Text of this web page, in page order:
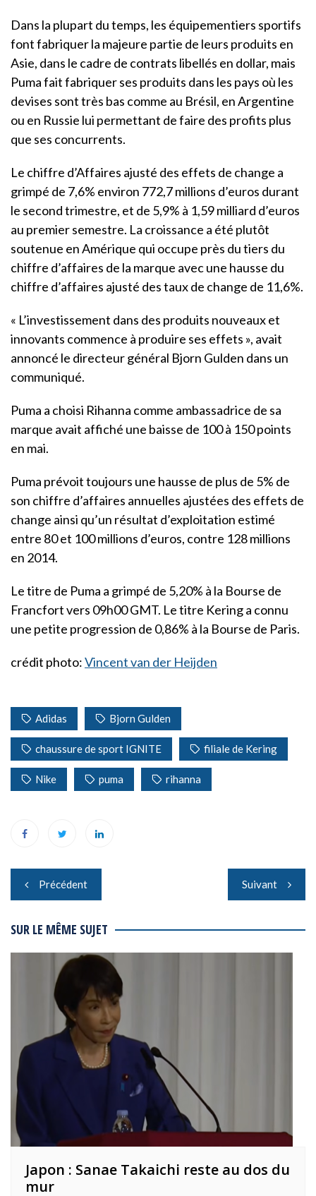
Dans la plupart du temps, les équipementiers sportifs
font fabriquer la majeure partie de leurs produits en
Asie, dans le cadre de contrats libellés en dollar, mais
Puma fait fabriquer ses produits dans les pays où les
devises sont très bas comme au Brésil, en Argentine
ou en Russie lui permettant de faire des profits plus
que ses concurrents.
Le chiffre d’Affaires ajusté des effets de change a
grimpé de 7,6% environ 772,7 millions d’euros durant
le second trimestre, et de 5,9% à 1,59 milliard d’euros
au premier semestre. La croissance a été plutôt
soutenue en Amérique qui occupe près du tiers du
chiffre d’affaires de la marque avec une hausse du
chiffre d’affaires ajusté des taux de change de 11,6%.
« L’investissement dans des produits nouveaux et
innovants commence à produire ses effets », avait
annoncé le directeur général Bjorn Gulden dans un
communiqué.
Puma a choisi Rihanna comme ambassadrice de sa
marque avait affiché une baisse de 100 à 150 points
en mai.
Puma prévoit toujours une hausse de plus de 5% de
son chiffre d’affaires annuelles ajustées des effets de
change ainsi qu’un résultat d’exploitation estimé
entre 80 et 100 millions d’euros, contre 128 millions
en 2014.
Le titre de Puma a grimpé de 5,20% à la Bourse de
Francfort vers 09h00 GMT. Le titre Kering a connu
une petite progression de 0,86% à la Bourse de Paris.
crédit photo:Vincent van der Heijden
Adidas Bjorn Gulden
chaussure de sport IGNITE filiale de Kering
Nike puma rihanna
Navigation
de
l’article
Précédent Suivant
SUR LE MÊME SUJET
Japon : Sanae Takaichi reste au dos du
mur